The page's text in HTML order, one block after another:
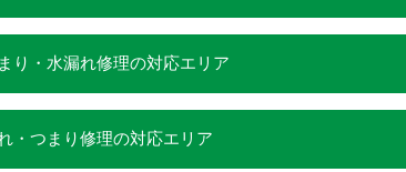
り・水漏れ修理の対応エリア
・つまり修理の対応エリア